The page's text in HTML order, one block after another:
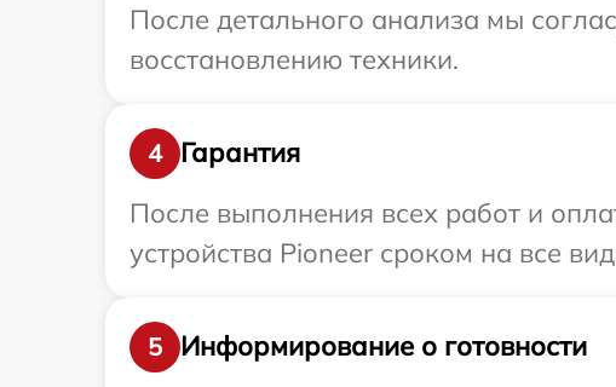
После детального анализа мы
восстановлению техники.
4
Гарантия
После выполнения всех работ и
устройства Pioneer сроком на все
5
Информирование о готовности